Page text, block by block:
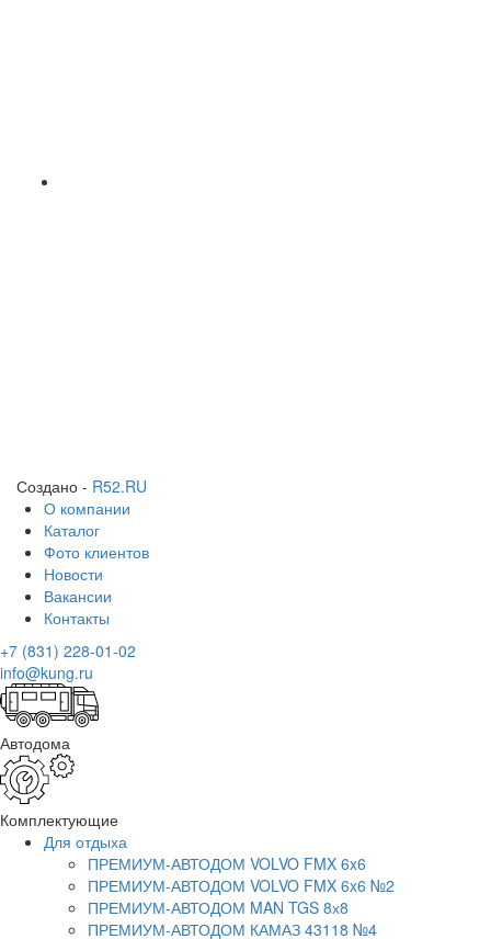
Создано - R52.RU
О компании
Каталог
Фото клиентов
Новости
Вакансии
Контакты
+7 (831) 228-01-02
info@kung.ru
Автодома
Комплектующие
Для отдыха
ПРЕМИУМ-АВТОДОМ VOLVO FMX 6x6
ПРЕМИУМ-АВТОДОМ VOLVO FMX 6x6 №2
ПРЕМИУМ-АВТОДОМ MAN TGS 8х8
ПРЕМИУМ-АВТОДОМ КАМАЗ 43118 №4